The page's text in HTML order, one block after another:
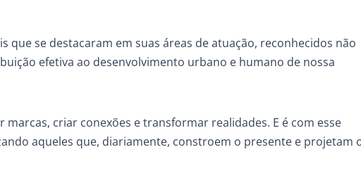
que se destacaram em suas áreas de atuação, reconhecidos não
efetiva ao desenvolvimento urbano e humano de nossa
criar conexões e transformar realidades. E é com esse
aqueles que, diariamente, constroem o presente e projetam